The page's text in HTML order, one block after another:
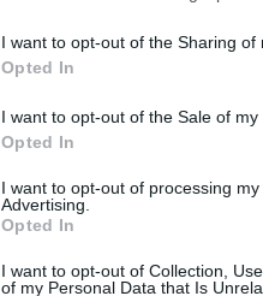
I want to opt-out of the Sharing of
Opted In
I want to opt-out of the Sale of
Opted In
I want to opt-out of processing
Advertising.
Opted In
I want to opt-out of Collection,
of my Personal Data that Is